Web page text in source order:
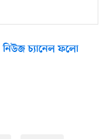
চ্যানেল ফলো